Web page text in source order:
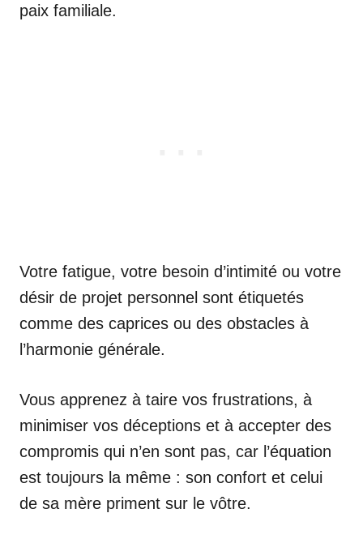
paix familiale.
Votre fatigue, votre besoin d’intimité ou votre
désir de projet personnel sont étiquetés
comme des caprices ou des obstacles à
l’harmonie générale.
Vous apprenez à taire vos frustrations, à
minimiser vos déceptions et à accepter des
compromis qui n’en sont pas, car l’équation
est toujours la même : son confort et celui
de sa mère priment sur le vôtre.